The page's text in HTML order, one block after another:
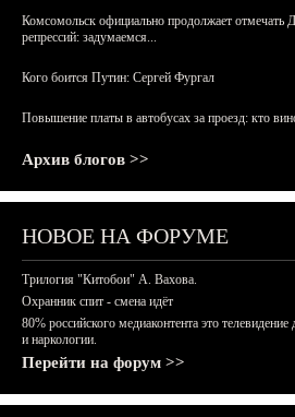
Комсомольск официально продолжает отмечать
репрессий: задумаемся...
Кого боится Путин: Сергей Фургал
Повышение платы в автобусах за проезд: кто
Архив блогов >>
НОВОЕ НА ФОРУМЕ
Трилогия "Китобои" А. Вахова.
Охранник спит - смена идёт
80% российского медиаконтента это
и наркологии.
Перейти на форум >>